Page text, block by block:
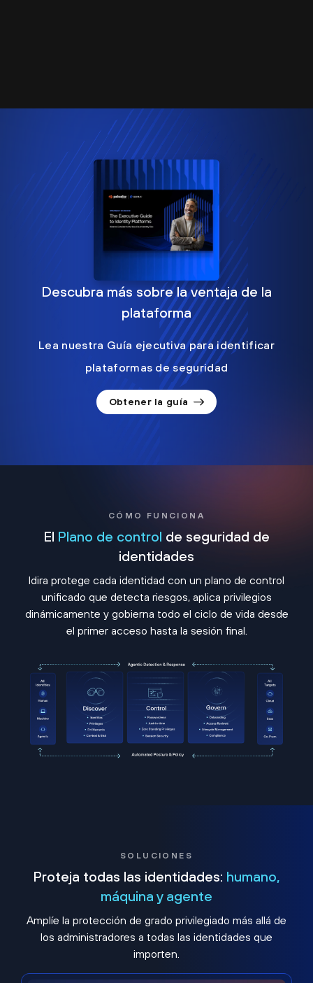
Descubra más sobre la ventaja de la
plataforma
Lea nuestra Guía ejecutiva para identificar
plataformas de seguridad
Obtener la guía
CÓMO FUNCIONA
El Plano de control de seguridad de
identidades
Idira protege cada identidad con un plano de control
unificado que detecta riesgos, aplica privilegios
dinámicamente y gobierna todo el ciclo de vida desde
el primer acceso hasta la sesión final.
SOLUCIONES
Proteja todas las identidades: humano,
máquina y agente
Amplíe la protección de grado privilegiado más allá de
los administradores a todas las identidades que
importen.